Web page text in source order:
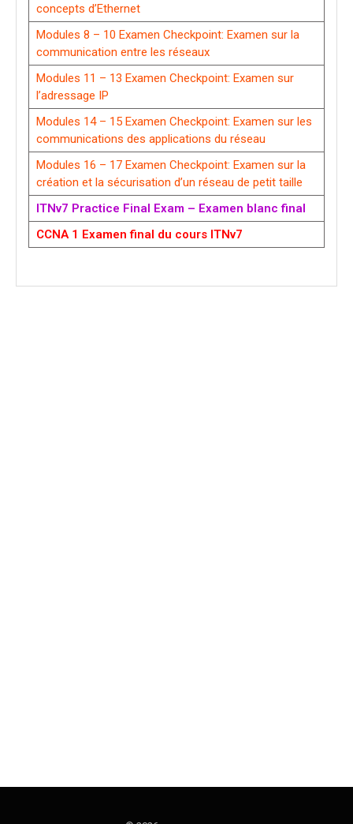
concepts d’Ethernet
Modules 8 – 10 Examen Checkpoint: Examen sur la
communication entre les réseaux
Modules 11 – 13 Examen Checkpoint: Examen sur
l’adressage IP
Modules 14 – 15 Examen Checkpoint: Examen sur les
communications des applications du réseau
Modules 16 – 17 Examen Checkpoint: Examen sur la
création et la sécurisation d’un réseau de petit taille
ITNv7 Practice Final Exam – Examen blanc final
CCNA 1 Examen final du cours ITNv7